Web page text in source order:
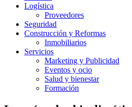
Logística
Proveedores
Seguridad
Construcción y Reformas
Inmobiliarios
Servicios
Marketing y Publicidad
Eventos y ocio
Salud y bienestar
Formación